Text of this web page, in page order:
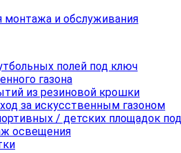
монтажа и обслуживания
полей под ключ
газона
из резиновой крошки
за искусственным газоном
/ детских площадок
освещения